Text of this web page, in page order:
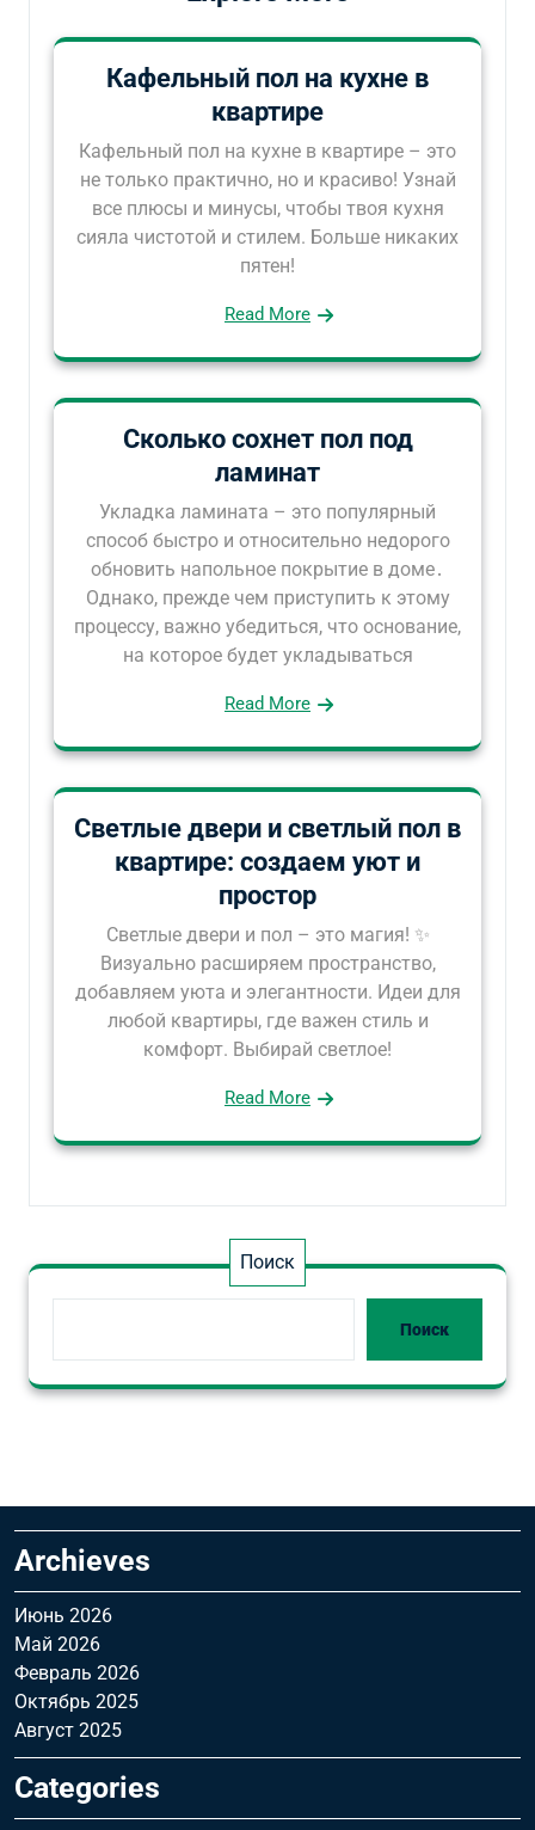
Кафельный пол на кухне в
квартире
Кафельный пол на кухне в квартире – это
не только практично, но и красиво! Узнай
все плюсы и минусы, чтобы твоя кухня
сияла чистотой и стилем. Больше никаких
пятен!
Read More
Сколько сохнет пол под
ламинат
Укладка ламината – это популярный
способ быстро и относительно недорого
обновить напольное покрытие в доме․
Однако, прежде чем приступить к этому
процессу, важно убедиться, что основание,
на которое будет укладываться
Read More
Светлые двери и светлый пол в
квартире: создаем уют и
простор
Светлые двери и пол – это магия! ✨
Визуально расширяем пространство,
добавляем уюта и элегантности. Идеи для
любой квартиры, где важен стиль и
комфорт. Выбирай светлое!
Read More
Поиск
Поиск
Archieves
Июнь 2026
Май 2026
Февраль 2026
Октябрь 2025
Август 2025
Categories